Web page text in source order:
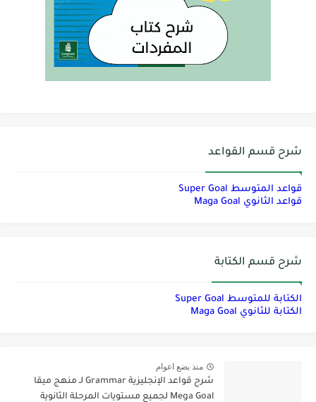
شرح قسم القواعد
قواعد المتوسط Super Goal
قواعد الثانوي Maga Goal
شرح قسم الكتابة
الكتابة للمتوسط Super Goal
الكتابة للثانوي Maga Goal
منذ بضع اعوام
شرح قواعد الإنجليزية Grammar لـ منهج ميقا
Mega Goal لجميع مستويات المرحلة الثانوية